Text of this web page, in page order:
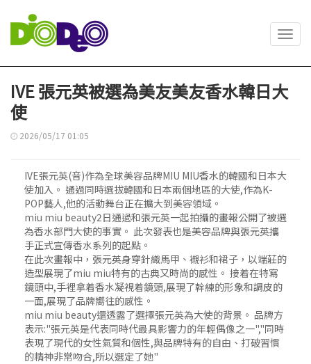
IVE 張元英被選為美友美友香水韓日大
使
2026/05/17 01:05
IVE張元英(音)作為全球美容品牌MIU MIU香水的韓國和日本大
使加入。 通過同時選拔韓國和日本兩個地區的大使,作為K-
POP藝人,他的活動舞台正在擴大到美容領域。
miu miu beauty2日通過和張元英一起拍攝的畫報公開了被選
為香水部門大使的事實。 此次發表也是美容品牌與張元英攜
手正式宣傳香水系列的起點。
在此次畫報中，張元英身穿針織馬甲、襯衫和裙子，以端莊的
造型展現了miu miu特有的古典又時尚的感性。 接着在特寫
鏡頭中,手裡拿着香水凝視着鏡頭,展現了幹練的形象和調皮的
一面,展現了品牌嚮往的感性。
miu miu beauty還透露了選擇張元英為大使的背景。 品牌方
表示:"張元英是代表同時代最具影響力的年輕偶像之一","同時
表現了現代的女性氣質和個性,與品牌特有的自由、打破習慣
的精神非常吻合,所以選定了她"